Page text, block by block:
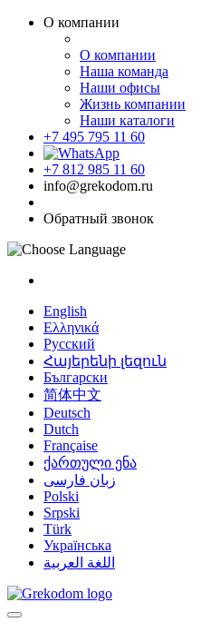
О компании
О компании
Наша команда
Наши офисы
Жизнь компании
Наши каталоги
+7 495 795 11 60
+7 812 985 11 60
info@grekodom.ru
Обратный звонок
English
Ελληνικά
Русский
Հայերենի լեզուն
Български
简体中文
Deutsch
Dutch
Française
ქართული ენა
زبان فارسی
Polski
Srpski
Türk
Українська
اللغة العربية